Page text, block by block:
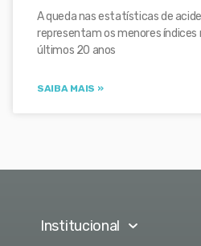
A queda nas estatísticas de
representam os menores índices
últimos 20 anos
SAIBA MAIS »
Institucional